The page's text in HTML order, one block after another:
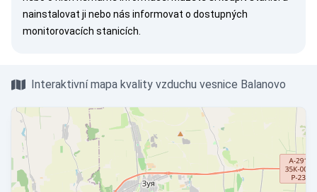
nainstalovat ji nebo nás informovat o dostupných
monitorovacích stanicích.
Interaktivní mapa kvality vzduchu vesnice Balanovo